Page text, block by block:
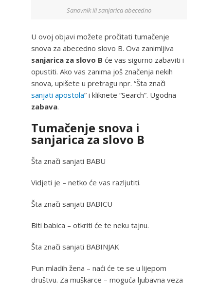
Sanovnik ili sanjarica abecedno
U ovoj objavi možete pročitati tumačenje
snova za abecedno slovo B. Ova zanimljiva
sanjarica za slovo B će vas sigurno zabaviti i
opustiti. Ako vas zanima još značenja nekih
snova, upišete u pretragu npr. “Šta znači
sanjati apostola” i kliknete “Search”. Ugodna
zabava.
Tumačenje snova i
sanjarica za slovo B
Šta znači sanjati BABU
Vidjeti je – netko će vas razljutiti.
Šta znači sanjati BABICU
Biti babica – otkriti će te neku tajnu.
Šta znači sanjati BABINJAK
Pun mladih žena – naći će te se u lijepom
društvu. Za muškarce – moguća ljubavna veza